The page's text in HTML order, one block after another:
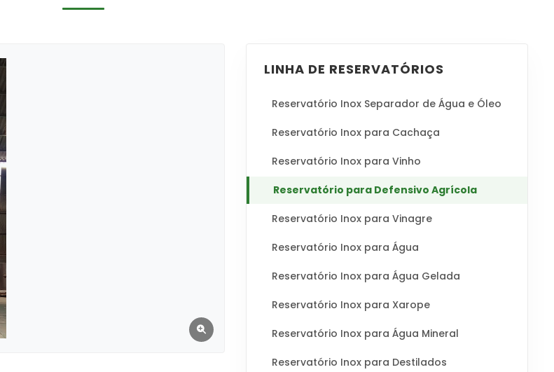
LINHA DE RESERVATÓRIOS
Reservatório Inox Separador de Água e Óleo
Reservatório Inox para Cachaça
Reservatório Inox para Vinho
Reservatório para Defensivo Agrícola
Reservatório Inox para Vinagre
Reservatório Inox para Água
Reservatório Inox para Água Gelada
Reservatório Inox para Xarope
Reservatório Inox para Água Mineral
Reservatório Inox para Destilados